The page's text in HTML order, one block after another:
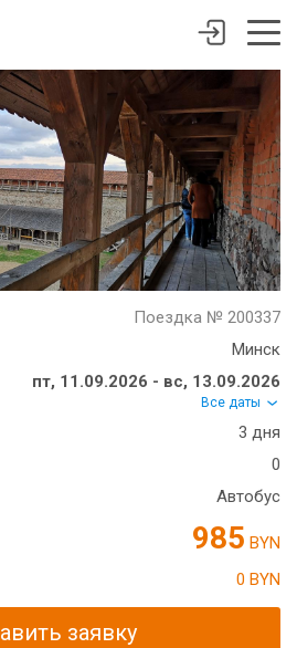
Поездка № 200337
Минск
пт, 11.09.2026 - вс, 13.09.2026
Все даты
3 дня
0
Автобус
985 BYN
0 BYN
заявку